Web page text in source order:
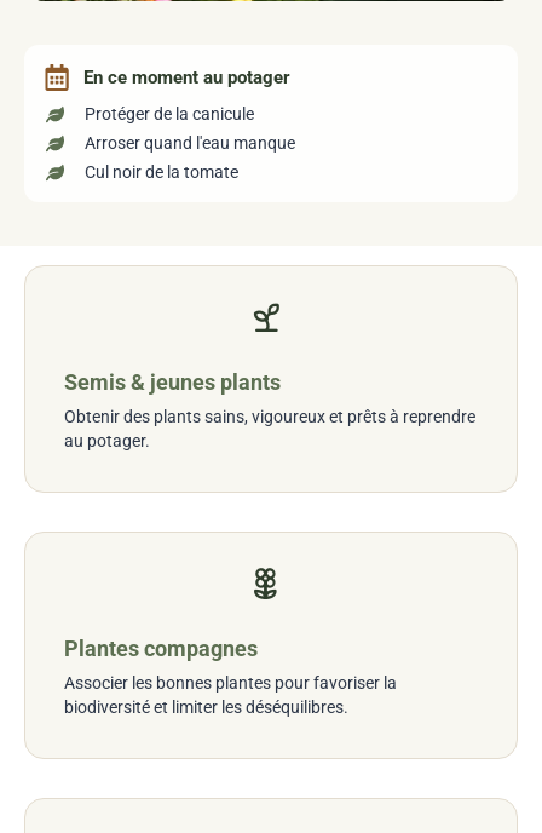
En ce moment au potager
Protéger de la canicule
Arroser quand l'eau manque
Cul noir de la tomate
Semis & jeunes plants
Obtenir des plants sains, vigoureux et prêts à reprendre
au potager.
Plantes compagnes
Associer les bonnes plantes pour favoriser la
biodiversité et limiter les déséquilibres.